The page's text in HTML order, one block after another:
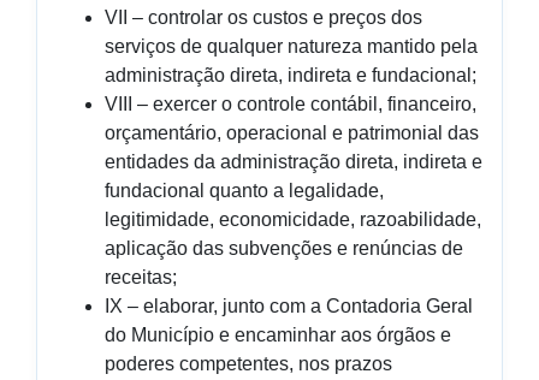
VII – controlar os custos e preços dos
serviços de qualquer natureza mantido pela
administração direta, indireta e fundacional;
VIII – exercer o controle contábil, financeiro,
orçamentário, operacional e patrimonial das
entidades da administração direta, indireta e
fundacional quanto a legalidade,
legitimidade, economicidade, razoabilidade,
aplicação das subvenções e renúncias de
receitas;
IX – elaborar, junto com a Contadoria Geral
do Município e encaminhar aos órgãos e
poderes competentes, nos prazos